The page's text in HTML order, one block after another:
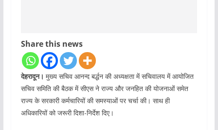
Share this news
देहरादून। मुख्य सचिव आनन्द बर्द्धन की अध्यक्षता में सचिवालय में आयोजित
सचिव समिति की बैठक में सीएस ने राज्य और जनहित की योजनाओं समेत
राज्य के सरकारी कर्मचारियों की समस्याओं पर चर्चा की। साथ ही
अधिकारियों को जरूरी दिशा-निर्देश दिए।